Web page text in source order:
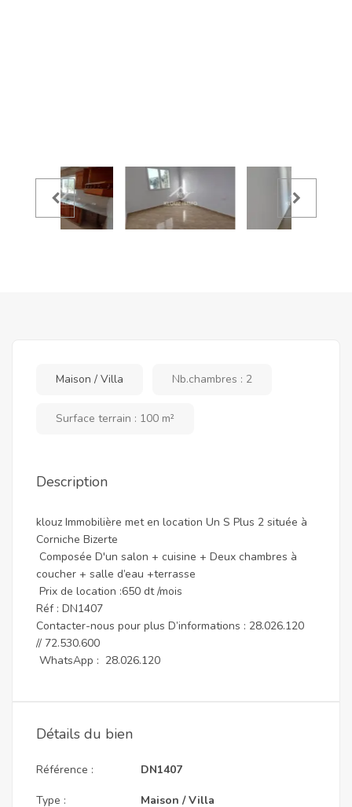
Maison / Villa Nb.chambres : 2
Surface terrain : 100 m²
Description
klouz Immobilière met en location Un S Plus 2 située à
Corniche Bizerte
Composée D'un salon + cuisine + Deux chambres à
coucher + salle d’eau +terrasse
Prix de location :650 dt /mois
Réf : DN1407
Contacter-nous pour plus D’informations : 28.026.120
// 72.530.600
WhatsApp : 28.026.120
Détails du bien
Référence :
Type :
DN1407
Maison / Villa